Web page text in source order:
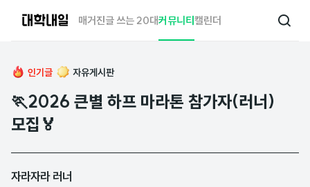
매거진글 쓰는 20대커뮤니티캘린더
검
인기글 자유게시판
🏃2026 큰별 하프 마라톤 참가자(러너)
모집🏅
자라자라 러너